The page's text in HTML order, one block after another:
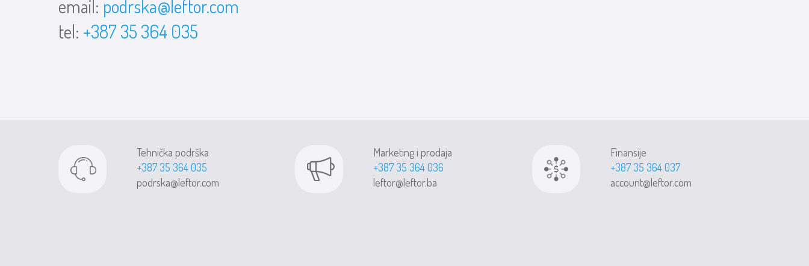
email: podrska@leftor.com
tel: +387 35 364 035
Tehnička podrška
+387 35 364 035
podrska@leftor.com
Marketing i prodaja
+387 35 364 036
leftor@leftor.ba
Finansije
+387 35 364 037
account@leftor.com